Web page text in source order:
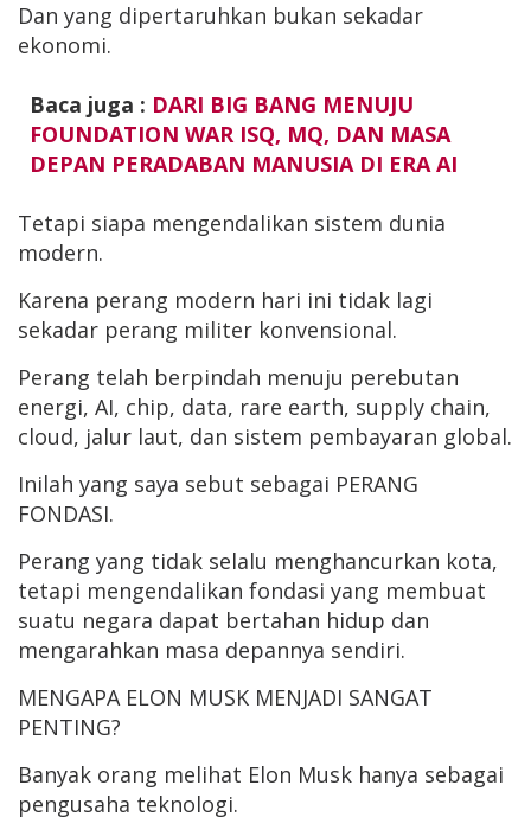
Dan yang dipertaruhkan bukan sekadar
ekonomi.
Baca juga : DARI BIG BANG MENUJU
FOUNDATION WAR ISQ, MQ, DAN MASA
DEPAN PERADABAN MANUSIA DI ERA AI
Tetapi siapa mengendalikan sistem dunia
modern.
Karena perang modern hari ini tidak lagi
sekadar perang militer konvensional.
Perang telah berpindah menuju perebutan
energi, AI, chip, data, rare earth, supply chain,
cloud, jalur laut, dan sistem pembayaran global.
Inilah yang saya sebut sebagai PERANG
FONDASI.
Perang yang tidak selalu menghancurkan kota,
tetapi mengendalikan fondasi yang membuat
suatu negara dapat bertahan hidup dan
mengarahkan masa depannya sendiri.
MENGAPA ELON MUSK MENJADI SANGAT
PENTING?
Banyak orang melihat Elon Musk hanya sebagai
pengusaha teknologi.